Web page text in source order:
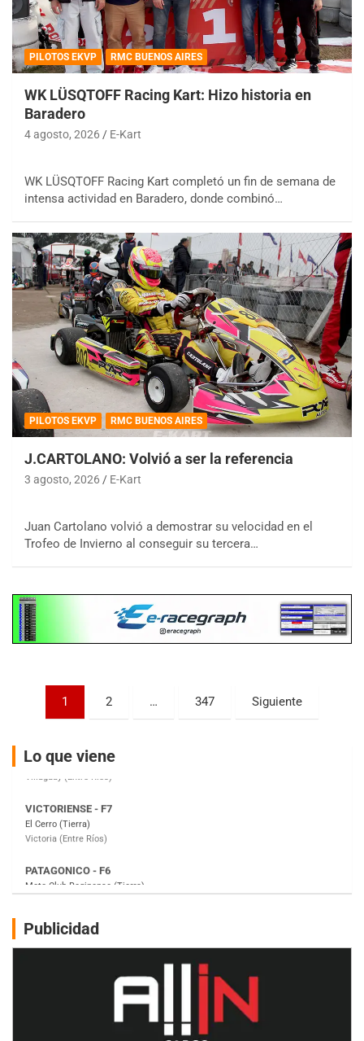
PILOTOS EKVP RMC BUENOS AIRES
WK LÜSQTOFF Racing Kart: Hizo historia en
Baradero
4 agosto, 2026 E-Kart
WK LÜSQTOFF Racing Kart completó un fin de semana de
intensa actividad en Baradero, donde combinó…
PILOTOS EKVP RMC BUENOS AIRES
J.CARTOLANO: Volvió a ser la referencia
3 agosto, 2026 E-Kart
Juan Cartolano volvió a demostrar su velocidad en el
Trofeo de Invierno al conseguir su tercera…
Paginación
entradas
1 2 … 347 Siguiente
Lo que viene
08/09-AGO
IAME SERIES ARGENTINA 6
Ramiro Tot (Asfalto)
KDO - F6
Ciudad de Trenque Lauquen (Asfalto)
Trenque Lauquen (Buenos Aires)
Parque de la Velocidad (Asfalto)
Villaguay (Entre Ríos)
El Cerro (Tierra)
Victoria (Entre Ríos)
Moto Club Reginense (Tierra)
Gral. E. Godoy (Río Negro)
Juventud Unida (Tierra)
NORESTE SANTAFESINO - F6
Ciudad de Avellaneda (Asfalto)
Avellaneda (Santa Fe)
SUR SANTAFESINO - F4
José Samuel Sánchez (Tierra)
Publicidad